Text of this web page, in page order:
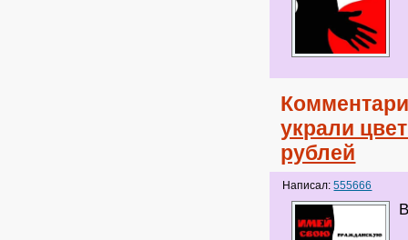
украли
рублей
Написал:555666